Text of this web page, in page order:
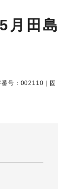
月田島
番号：002110｜固